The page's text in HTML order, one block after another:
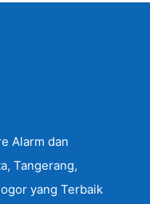
Alarm dan
Tangerang,
yang Terbaik